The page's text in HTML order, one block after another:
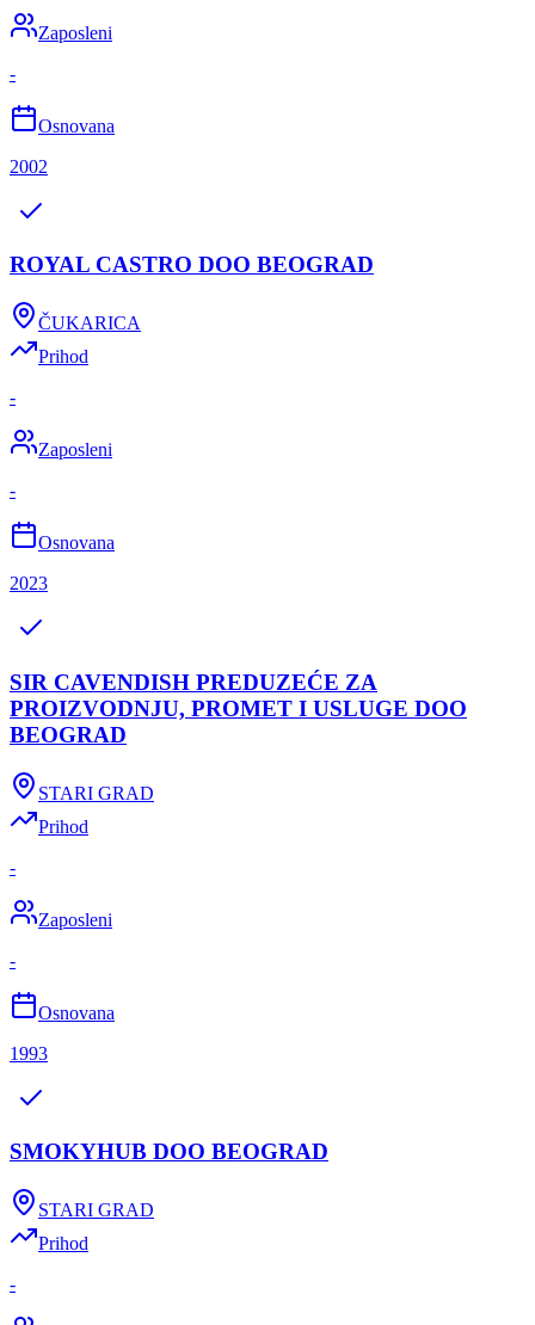
Zaposleni
-
Osnovana
2002
ROYAL CASTRO DOO BEOGRAD
ČUKARICA
Prihod
-
Zaposleni
-
Osnovana
2023
SIR CAVENDISH PREDUZEĆE ZA
PROIZVODNJU, PROMET I USLUGE DOO
BEOGRAD
STARI GRAD
Prihod
-
Zaposleni
-
Osnovana
1993
SMOKYHUB DOO BEOGRAD
STARI GRAD
Prihod
-